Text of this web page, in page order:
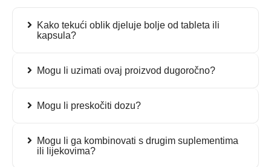
Kako tekući oblik djeluje bolje od tableta ili
kapsula?
Mogu li uzimati ovaj proizvod dugoročno?
Mogu li preskočiti dozu?
Mogu li ga kombinovati s drugim suplementima
ili lijekovima?